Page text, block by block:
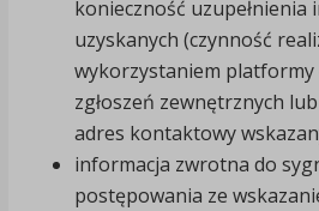
konieczność
uzyskanych (czynność
wykorzystaniem
zgłoszeń zewnętrznych
adres kontaktowy
informacja zwrotna do
postępowania ze